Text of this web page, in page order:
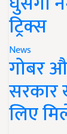
ट्रिक्स
News
गोबर
सरकार
लिए